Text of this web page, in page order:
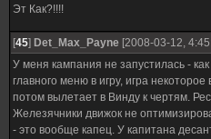
Эт Как?!!!!
[45] Det_Max_Payne [2008-03-12,
У меня кампания не запустилась -
главного меню в игру, игра
потом вылетает в Винду к чертям.
Железячники движок не
- это вообще капец. У капитана